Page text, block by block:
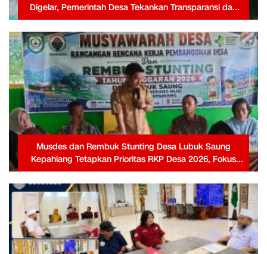
Digelar, Pemerintah Desa Tekankan Transparansi dan
Partisipasi Warga
Musdes dan Rembuk Stunting Desa Lubuk Saung
Kepahiang Tetapkan Prioritas RKP Desa 2026, Fokus
Infrastruktur dan Penurunan Stunting